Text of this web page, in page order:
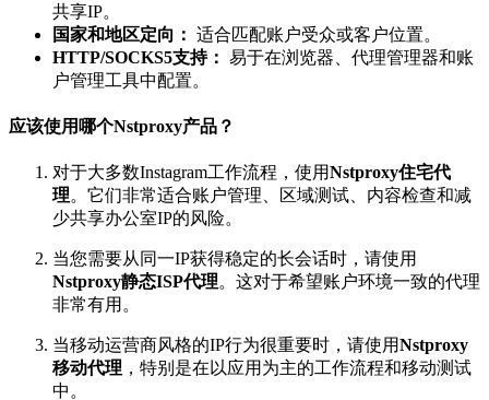
共享IP。
国家和地区定向： 适合匹配账户受众或客户位置。
HTTP/SOCKS5支持： 易于在浏览器、代理管理器和账
户管理工具中配置。
应该使用哪个Nstproxy产品？
对于大多数Instagram工作流程，使用Nstproxy住宅代
理。它们非常适合账户管理、区域测试、内容检查和减
少共享办公室IP的风险。
当您需要从同一IP获得稳定的长会话时，请使用
Nstproxy静态ISP代理。这对于希望账户环境一致的代理
非常有用。
当移动运营商风格的IP行为很重要时，请使用Nstproxy
移动代理 ，特别是在以应用为主的工作流程和移动测试
中。